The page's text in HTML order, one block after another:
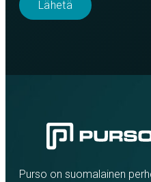
Purso on suomalainen